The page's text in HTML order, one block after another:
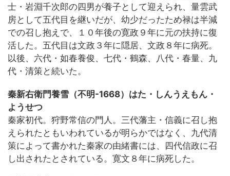
士・岩淵千次郎の四男が養子として迎えられ、量雲武
房として五代目を継いだが、幼少だったため禄は半減
での召し抱えで、１０年後の寛政９年に元の扶持に復
活した。五代目は文政３年に隠居、文政８年に病死。
以後、六代・如春養俊、七代・鶴森、八代・春量、九
代・清策と続いた。
秦新右衛門養雪（不明-1668）はた・しんうえもん・
ようせつ
秦家初代。狩野常信の門人。三代藩主・信義に召し抱
えられたともいわれているが明らかではなく、九代清
策によって書かれた秦家の由緒書には、四代信政に召
し出されたとされている。寛文８年に病死した。